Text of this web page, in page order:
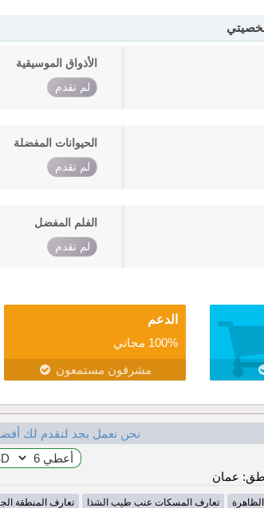
الأذواق الموسيقية
لم تقدم
الحيوانات المفضلة
لم تقدم
الفلم المفضل
لم تقدم
الدعم
100% مجاني
مشرفون مستمعون
نحن نعمل بجد لنقدم لك
عمان
تعارف المسكات عنب طيب الشذا تعارف المنطقة